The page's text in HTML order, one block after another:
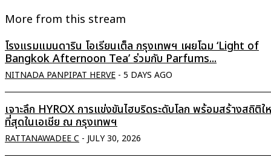
More from this stream
โรงแรมแมนดาริน โอเรียนเต็ล กรุงเทพฯ เผยโฉม ‘Light of
Bangkok Afternoon Tea’ ร่วมกับ Parfums...
NITNADA PANPIPAT HERVE - 5 DAYS AGO
เจาะลึก HYROX การแข่งขันไฮบริดระดับโลก พร้อมสร้างสถิติ
ที่สุดในเอเชีย ณ กรุงเทพฯ
RATTANAWADEE C - JULY 30, 2026